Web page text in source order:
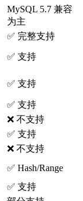
MySQL 5.7 兼容
为主
✅ 完整支持
✅ 支持
✅ 支持
✅ 支持
❌ 不支持
✅ 支持
❌ 不支持
✅ Hash/Range
✅ 支持